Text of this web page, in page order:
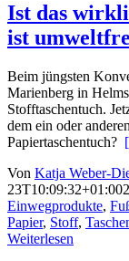
Ist das
ist
Beim jüngsten
Marienberg in
Stofftaschentuch.
dem ein oder
Papiertaschentuch?
Von Katja Weber-
23T10:09:32+01:00
Einwegprodukte,
Papier, Stoff,
Weiterlesen